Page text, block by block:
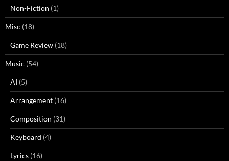
Non-Fiction (1)
Misc (18)
Game Review (18)
Music (54)
AI (5)
Arrangement (16)
Composition (31)
Keyboard (4)
Lyrics (16)